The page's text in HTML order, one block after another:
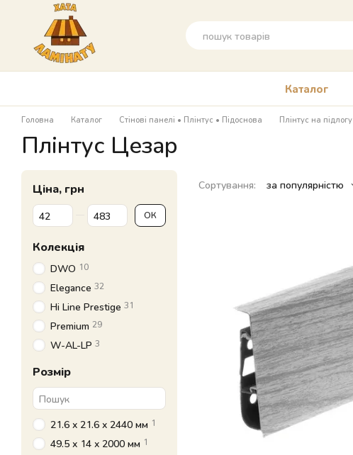
Перейти до основного контенту
Каталог
Головна Каталог Стінові панелі • Плінтус • Підоснова Плінтус на підлогу
Плінтус Цезар
Сортування: за популярністю
Ціна, грн
Від Ціна, грн
До Ціна, грн ОК
Колекція
DWO 10
Elegance 32
Hi Line Prestige 31
Premium 29
W-AL-LP 3
Розмір
21.6 x 21.6 x 2440 мм 1
49.5 x 14 x 2000 мм 1